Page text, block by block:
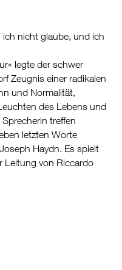
ich nicht glaube, und ich
legte der schwer
Zeugnis einer radikalen
und Normalität,
des Lebens und
treffen
letzten Worte
Haydn. Es spielt
Leitung von Riccardo